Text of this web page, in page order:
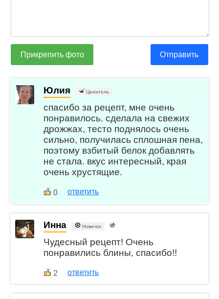
Прикрепить фото Отправить
Юлия Ценитель
спасибо за рецепт, мне очень
понравилось. сделала на свежих
дрожжах, тесто поднялось очень
сильно, получилась сплошная пена,
поэтому взбитый белок добавлять
не стала. вкус интересный, края
очень хрустящие.
0 ответить
Инна Новичок
Чудесный рецепт! Очень
понравились блины, спасибо!!
2 ответить